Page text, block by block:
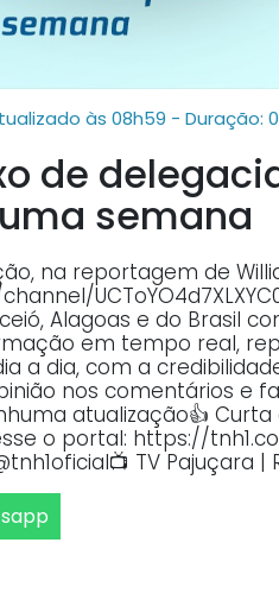
às 08h59 - Duração:
de
semana
na reportagem de
Alagoas e do Brasil
em tempo real,
a dia, com a
nos comentários e
atualização👍
o portal: https://
TV Pajuçara |